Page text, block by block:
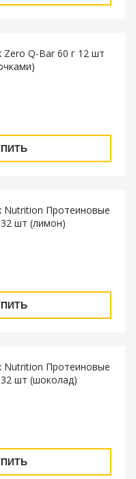
Q-Bar 60 г 12 шт
Nutrition Протеиновые
шт (лимон)
Nutrition Протеиновые
шт (шоколад)